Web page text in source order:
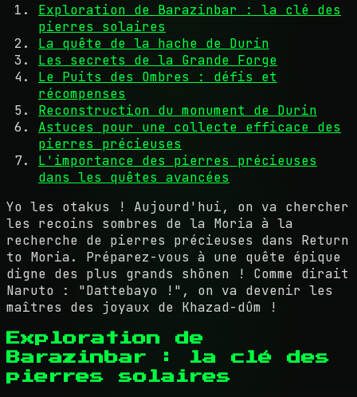
Exploration de Barazinbar : la clé des
pierres solaires
La quête de la hache de Durin
Les secrets de la Grande Forge
Le Puits des Ombres : défis et
récompenses
Reconstruction du monument de Durin
Astuces pour une collecte efficace des
pierres précieuses
L'importance des pierres précieuses
dans les quêtes avancées
Yo les otakus ! Aujourd'hui, on va chercher
les recoins sombres de la Moria à la
recherche de pierres précieuses dans Return
to Moria. Préparez-vous à une quête épique
digne des plus grands shōnen ! Comme dirait
Naruto : "Dattebayo !", on va devenir les
maîtres des joyaux de Khazad-dûm !
Exploration de
Barazinbar : la clé des
pierres solaires